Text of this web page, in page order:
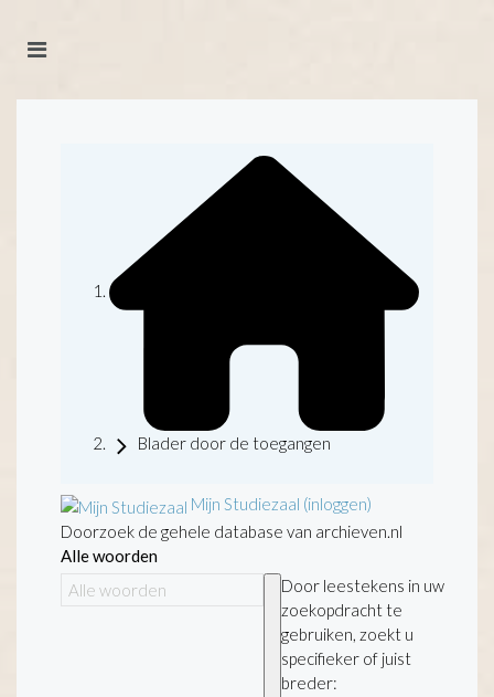
Blader door de toegangen
Mijn Studiezaal (inloggen)
Doorzoek de gehele database van archieven.nl
Alle woorden
Door leestekens in uw
zoekopdracht te
gebruiken, zoekt u
specifieker of juist
breder: